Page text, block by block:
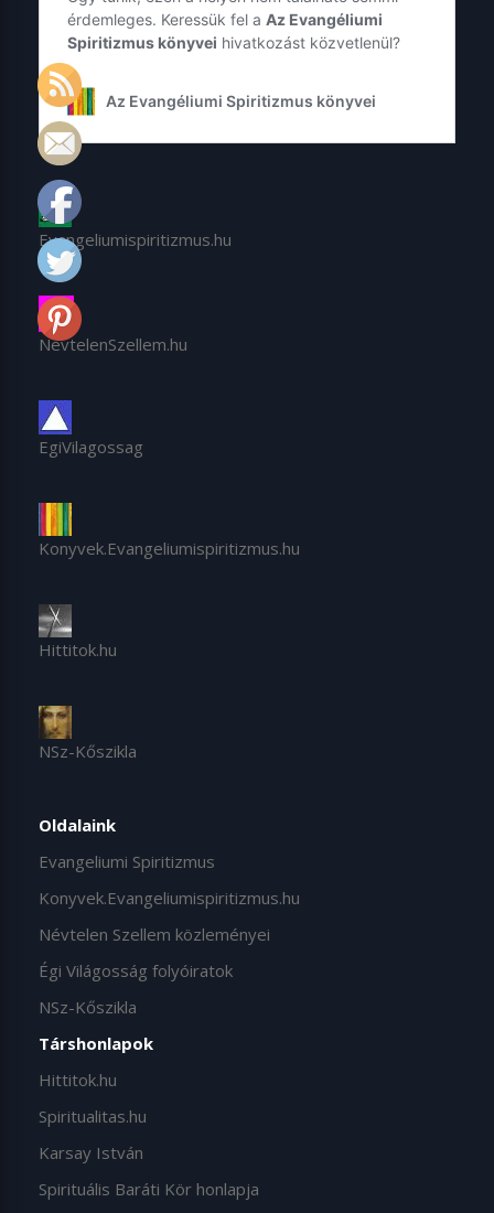
Evangeliumispiritizmus.hu
NevtelenSzellem.hu
EgiVilagossag
Konyvek.Evangeliumispiritizmus.hu
Hittitok.hu
NSz-Kőszikla
Oldalaink
Evangeliumi Spiritizmus
Konyvek.Evangeliumispiritizmus.hu
Névtelen Szellem közleményei
Égi Világosság folyóiratok
NSz-Kőszikla
Társhonlapok
Hittitok.hu
Spiritualitas.hu
Karsay István
Spirituális Baráti Kör honlapja